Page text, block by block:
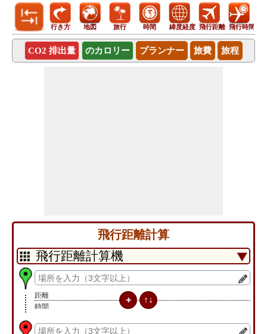
行き方 地図 旅行 時間 緯度経度 飛行距離 飛行時間
CO2 排出量 のカロリー プランナー 旅費 旅程
飛行距離計算
距離
時間